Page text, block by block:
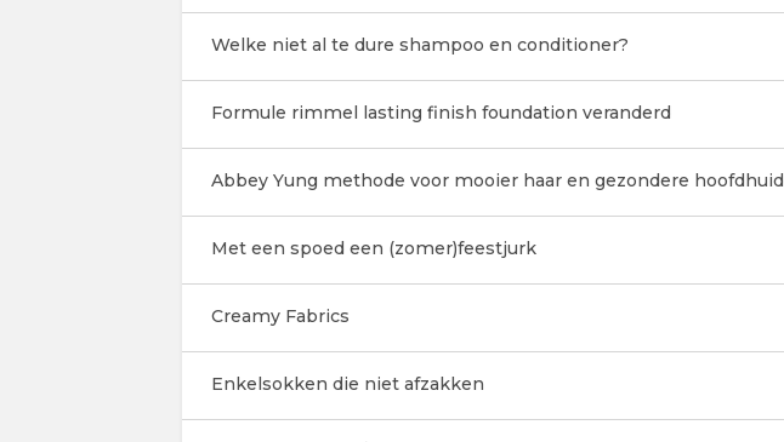
Welke niet al te dure shampoo en conditioner?
Formule rimmel lasting finish foundation veranderd
Abbey Yung methode voor mooier haar en gezondere hoofdhuid
Met een spoed een (zomer)feestjurk
Creamy Fabrics
Enkelsokken die niet afzakken